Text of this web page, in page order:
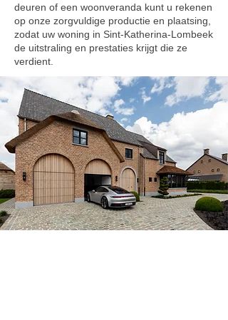
deuren of een woonveranda kunt u rekenen
op onze zorgvuldige productie en plaatsing,
zodat uw woning in Sint-Katherina-Lombeek
de uitstraling en prestaties krijgt die ze
verdient.